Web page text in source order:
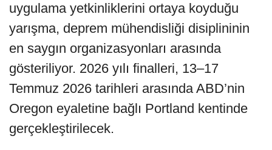
uygulama yetkinliklerini ortaya koyduğu
yarışma, deprem mühendisliği disiplininin
en saygın organizasyonları arasında
gösteriliyor. 2026 yılı finalleri, 13–17
Temmuz 2026 tarihleri arasında ABD’nin
Oregon eyaletine bağlı Portland kentinde
gerçekleştirilecek.